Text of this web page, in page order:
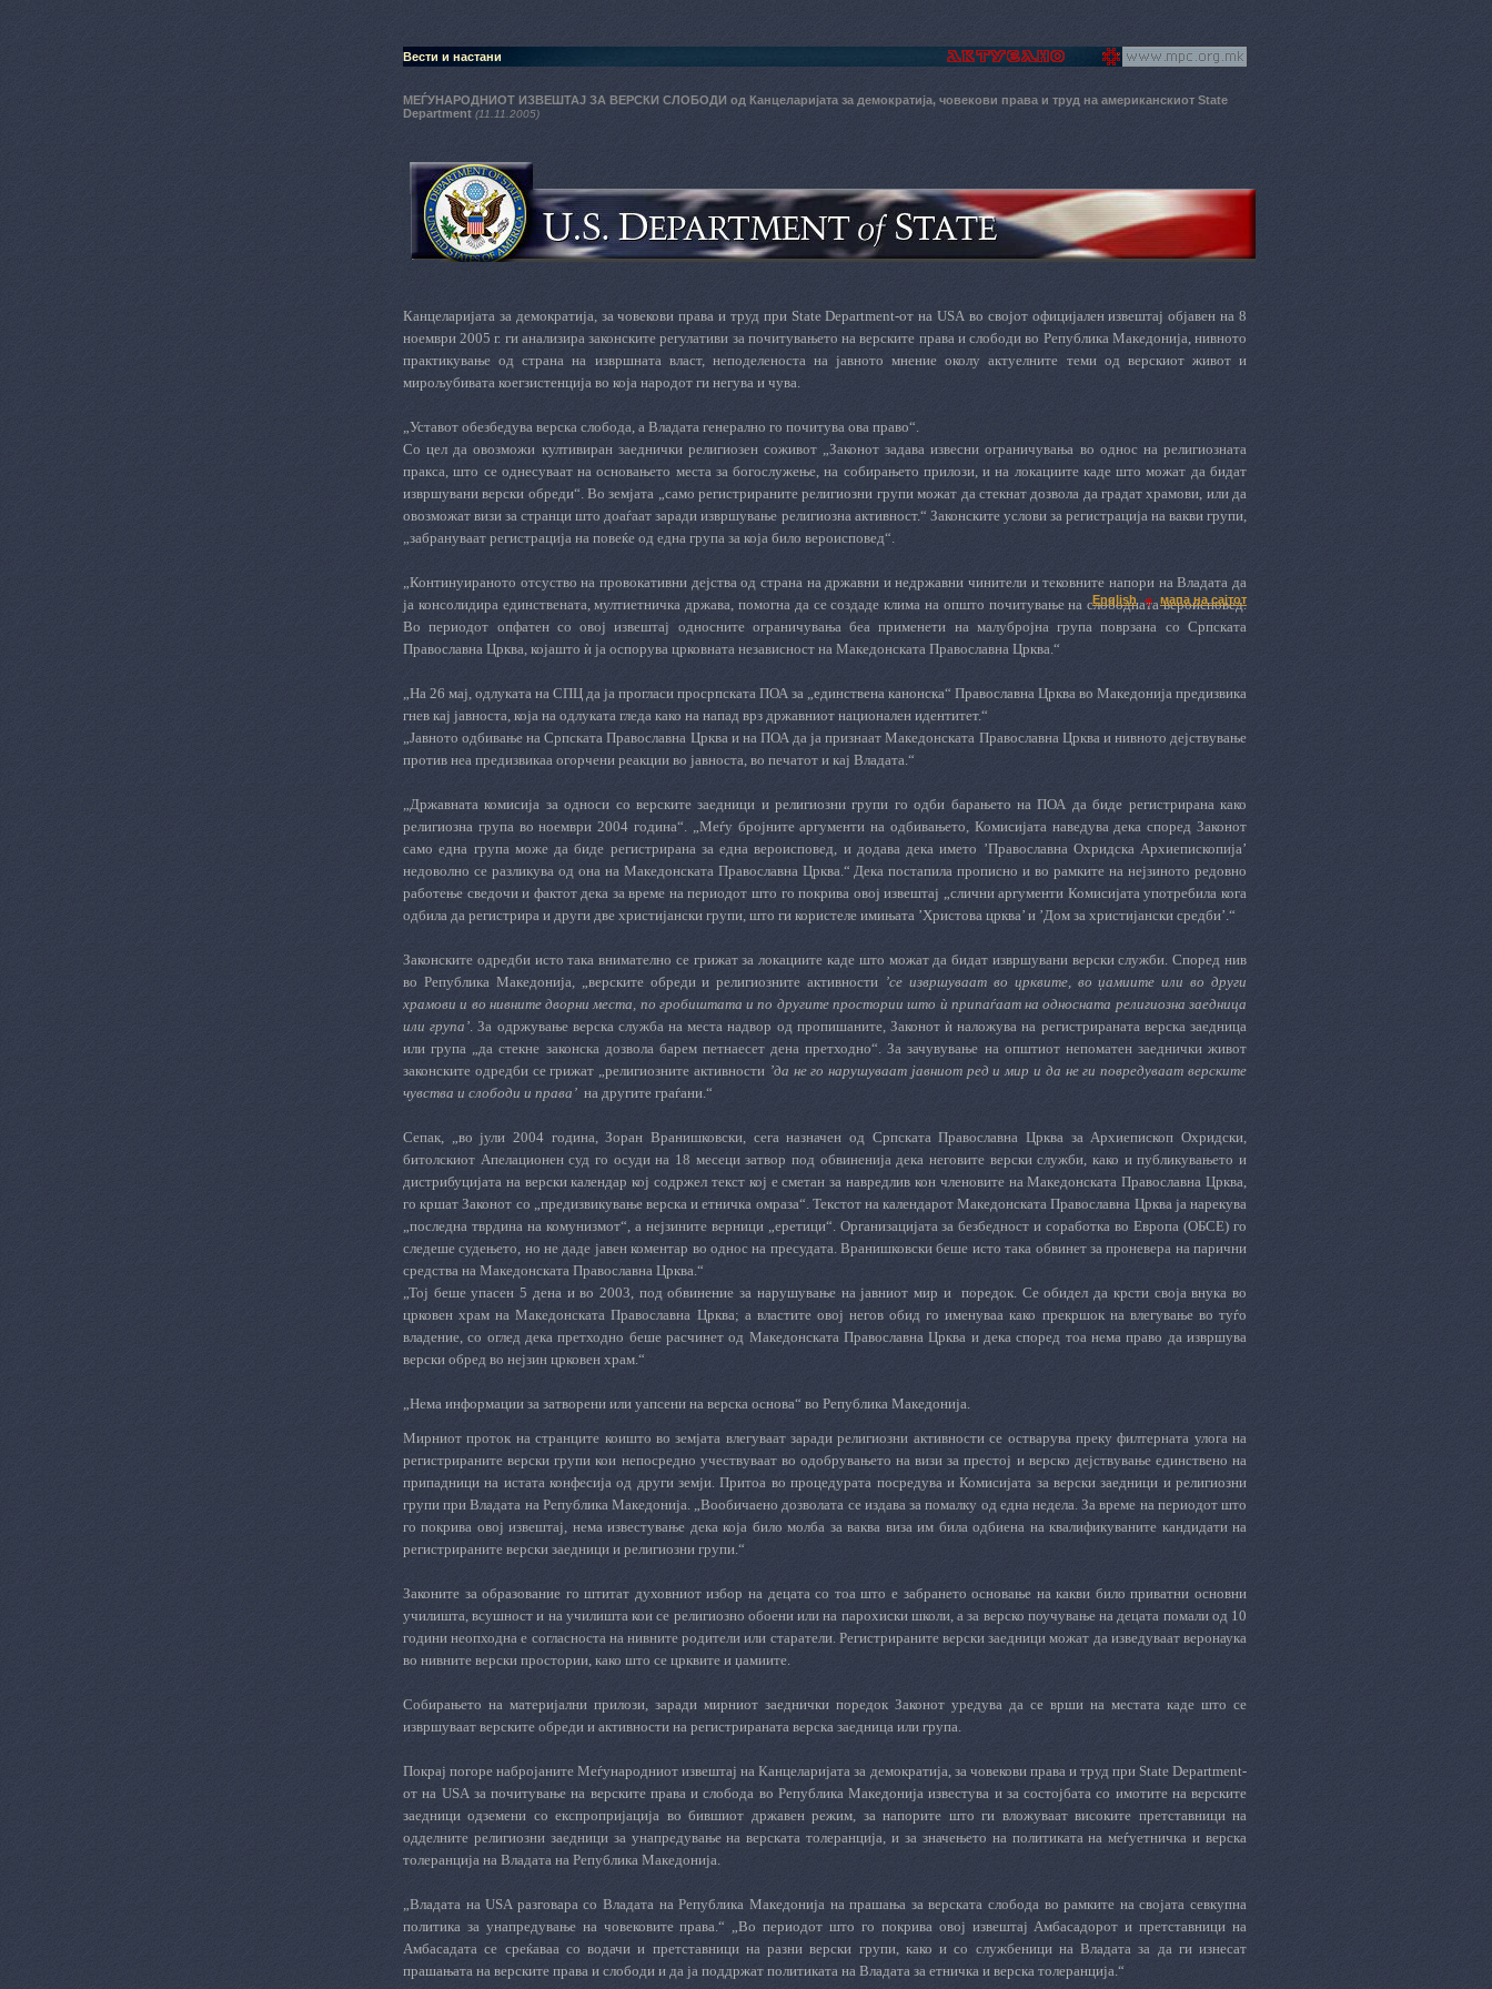
Вести и настани
МЕЃУНАРОДНИОТ ИЗВЕШТАЈ ЗА ВЕРСКИ СЛОБОДИ oд Канцеларијата за демократија, човекови права и труд на американскиот State
Department (11.11.2005)
Канцеларијата за демократија, за човекови права и труд при State Department-от на USA во својот официјален извештај објавен на 8
ноември 2005 г. ги анализира законските регулативи за почитувањето на верските права и слободи во Република Македонија, нивното
практикување од страна на извршната власт, неподеленоста на јавното мнение околу актуелните теми од верскиот живот и
мирољубивата коегзистенција во која народот ги негува и чува.
„Уставот обезбедува верска слобода, а Владата генерално го почитува ова право“.
Со цел да овозможи култивиран заеднички религиозен соживот „Законот задава извесни ограничувања во однос на религиозната
пракса, што се однесуваат на основањето места за богослужење, на собирањето прилози, и на локациите каде што можат да бидат
извршувани верски обреди“. Во земјата „само регистрираните религиозни групи можат да стекнат дозвола да градат храмови, или да
овозможат визи за странци што доаѓаат заради извршување религиозна активност.“ Законските услови за регистрација на вакви групи,
„забрануваат регистрација на повеќе од една група за која било вероисповед“.
„Континуираното отсуство на провокативни дејства од страна на државни и недржавни чинители и тековните напори на Владата да
ја консолидира единствената, мултиетничка држава, помогна да се создаде клима на општо почитување на слободната вероисповед.
Во периодот опфатен со овој извештај односните ограничувања беа применети на малубројна група поврзана со Српската
Православна Црква, којашто ѝ ја оспорува црковната независност на Македонската Православна Црква.“
„На 26 мај, одлуката на СПЦ да ја прогласи просрпската ПОА за „единствена канонска“ Православна Црква во Македонија предизвика
гнев кај јавноста, која на одлуката гледа како на напад врз државниот национален идентитет.“
„Јавното одбивање на Српската Православна Црква и на ПОА да ја признаат Македонската Православна Црква и нивното дејствување
против неа предизвикаа огорчени реакции во јавноста, во печатот и кај Владата.“
„Државната комисија за односи со верските заедници и религиозни групи го одби барањето на ПОА да биде регистрирана како
религиозна група во ноември 2004 година“. „Меѓу бројните аргументи на одбивањето, Комисијата наведува дека според Законот
само една група може да биде регистрирана за една вероисповед, и додава дека името ’Православна Охридска Архиепископија’
недоволно се разликува од она на Македонската Православна Црква.“ Дека постапила прописно и во рамките на нејзиното редовно
работење сведочи и фактот дека за време на периодот што го покрива овој извештај „слични аргументи Комисијата употребила кога
одбила да регистрира и други две христијански групи, што ги користеле имињата ’Христова црква’ и ’Дом за христијански средби’.“
Законските одредби исто така внимателно се грижат за локациите каде што можат да бидат извршувани верски служби. Според нив
во Република Македонија, „верските обреди и религиозните активности ’се извршуваат во црквите, во џамиите или во други
храмови и во нивните дворни места, по гробиштата и по другите простории што ѝ припаѓаат на односната религиозна заедница
или група’. За одржување верска служба на места надвор од пропишаните, Законот ѝ наложува на регистрираната верска заедница
или група „да стекне законска дозвола барем петнаесет дена претходно“. За зачувување на општиот непоматен заеднички живот
законските одредби се грижат „религиозните активности ’да не го нарушуваат јавниот ред и мир и да не ги повредуваат верските
чувства и слободи и права’ на другите граѓани.“
Сепак, „во јули 2004 година, Зоран Вранишковски, сега назначен од Српската Православна Црква за Архиепископ Охридски,
битолскиот Апелационен суд го осуди на 18 месеци затвор под обвиненија дека неговите верски служби, како и публикувањето и
дистрибуцијата на верски календар кој содржел текст кој е сметан за навредлив кон членовите на Македонската Православна Црква,
го кршат Законот со „предизвикување верска и етничка омраза“. Текстот на календарот Македонската Православна Црква ја нарекува
„последна тврдина на комунизмот“, а нејзините верници „еретици“. Организацијата за безбедност и соработка во Европа (ОБСЕ) го
следеше судењето, но не даде јавен коментар во однос на пресудата. Вранишковски беше исто така обвинет за проневера на парични
средства на Македонската Православна Црква.“
„Тој беше упасен 5 дена и во 2003, под обвинение за нарушување на јавниот мир и
поредок. Се обидел да крсти своја внука во
црковен храм на Македонската Православна Црква; а властите овој негов обид го именуваа како прекршок на влегување во туѓо
владение, со оглед дека претходно беше расчинет од Македонската Православна Црква и дека според тоа нема право да извршува
верски обред во нејзин црковен храм.“
„Нема информации за затворени или уапсени на верска основа“ во Република Македонија.
Мирниот проток на странците коишто во земјата влегуваат заради религиозни активности се остварува преку филтерната улога на
регистрираните верски групи кои непосредно учествуваат во одобрувањето на визи за престој и верско дејствување единствено на
припадници на истата конфесија од други земји. Притоа во процедурата посредува и Комисијата за верски заедници и религиозни
групи при Владата на Република Македонија. „Вообичаено дозволата се издава за помалку од една недела. За време на периодот што
го покрива овој извештај, нема известување дека која било молба за ваква виза им била одбиена на квалификуваните кандидати на
регистрираните верски заедници и религиозни групи.“
Законите за образование го штитат духовниот избор на децата со тоа што е забрането основање на какви било приватни основни
училишта, всушност и на училишта кои се религиозно обоени или на парохиски школи, а за верско поучување на децата помали од 10
години неопходна е согласноста на нивните родители или старатели. Регистрираните верски заедници можат да изведуваат веронаука
во нивните верски простории, како што се црквите и џамиите.
Собирањето на материјални прилози, заради мирниот заеднички поредок Законот уредува да се врши на местата каде што се
извршуваат верските обреди и активности на регистрираната верска заедница или група.
Покрај погоре набројаните Меѓународниот извештај на Канцеларијата за демократија, за човекови права и труд при State Department-
от на USAза почитување на верските права и слобода во Република Македонија известува и за состојбата со имотите на верските
заедници одземени со експропријација во бившиот државен режим, за напорите што ги вложуваат високите претставници на
одделните религиозни заедници за унапредување на верската толеранција, и за значењето на политиката на меѓуетничка и верска
толеранција на Владата на Република Македонија.
„Владата наUSA разговара со Владата на Република Македонија на прашања за верската слобода во рамките на својата севкупна
политика за унапредување на човековите права.“ „Во периодот што го покрива овој извештај Амбасадорот и претставници на
Амбасадата се среќаваа со водачи и претставници на разни верски групи, како и со службеници на Владата за да ги изнесат
прашањата на верските права и слободи и да ја поддржат политиката на Владата за етничка и верска толеранција.“
English мапа на сајтот